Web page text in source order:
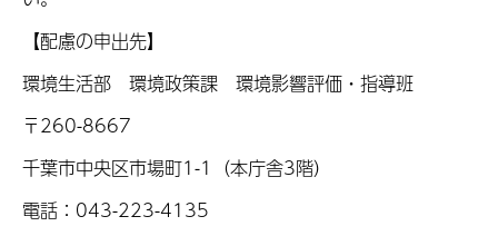
【配慮の申出先】
環境生活部 環境政策課 環境影響評価・指導班
〒260-8667
千葉市中央区市場町1-1（本庁舎3階）
電話：043-223-4135